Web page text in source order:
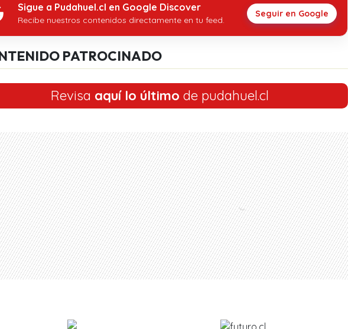
Sigue a Pudahuel.cl en Google Discover
Recibe nuestros contenidos directamente en tu feed.
Seguir en Google
PATROCINADO
Revisa aquí lo último de pudahuel.cl